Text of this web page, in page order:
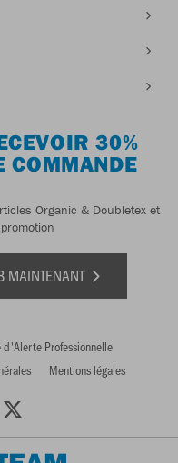
30%
COMMANDE
Organic & Doubletex et
MAINTENANT
d'Alerte Professionnelle
Mentions légales